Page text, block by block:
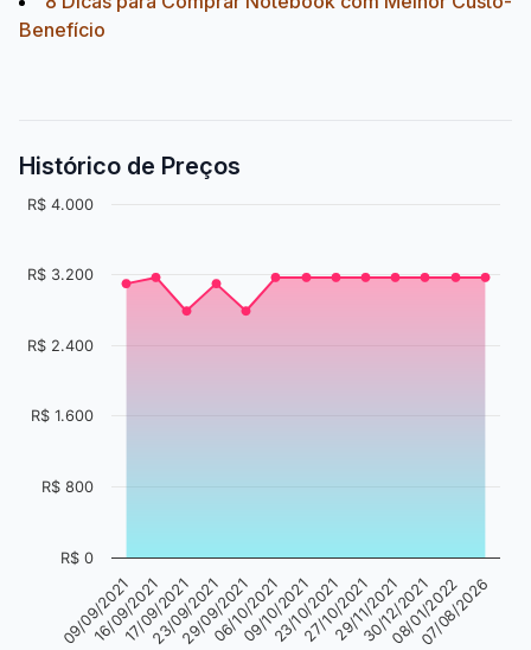
Benefício
Histórico de Preços
09/09/2021
16/09/2021
17/09/2021
23/09/2021
29/09/2021
06/10/2021
09/10/2021
23/10/2021
27/10/2021
29/11/2021
30/12/2021
08/01/2022
07/08/2026
R$ 0
R$ 800
R$ 1.600
R$ 2.400
R$ 3.200
R$ 4.000